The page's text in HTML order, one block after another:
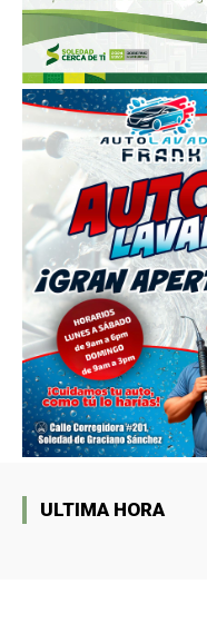
ULTIMA HORA